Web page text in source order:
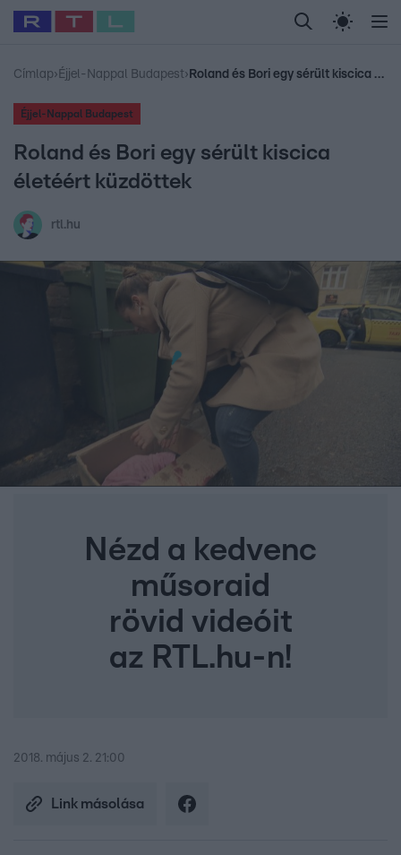
Legfrissebb RTL Híradó Randi Celeb vagyok,
Babits Marcella Most Wanted Gallusz
Címlap› Éjjel-Nappal Budapest› Roland és Bori egy sérült kiscica életéért küzdöttek
Éjjel-Nappal Budapest
Roland és Bori egy sérült kiscica
életéért küzdöttek
rtl.hu
Nézd a kedvenc
műsoraid
rövid videóit
az RTL.hu-n!
2018. május 2. 21:00
Link másolása